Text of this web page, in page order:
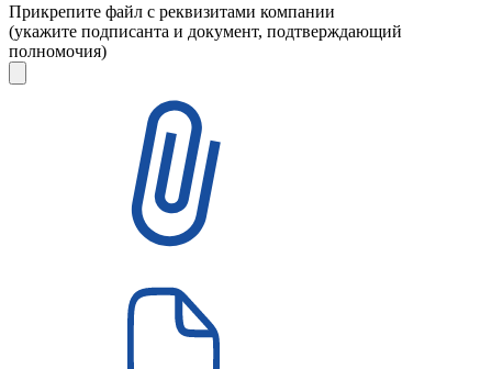
Прикрепите файл с реквизитами компании
(укажите подписанта и документ, подтверждающий
полномочия)